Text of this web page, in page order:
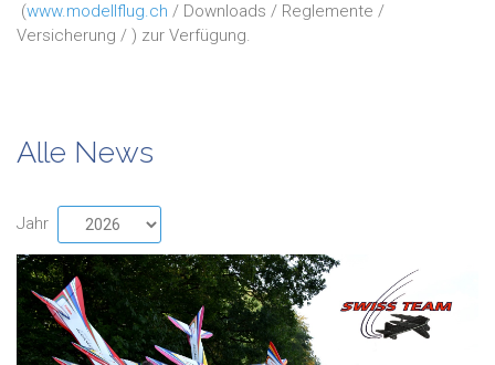
(www.modellflug.ch / Downloads / Reglemente /
Versicherung / ) zur Verfügung.
Alle News
Jahr